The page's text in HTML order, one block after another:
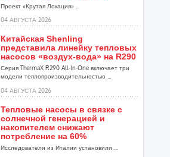
Проект «Крутая Локация» ...
04 АВГУСТА 2026
Китайская Shenling
представила линейку тепловых
насосов «воздух-вода» на R290
Серия ThermaX R290 All-In-One включает три
модели теплопроизводительностью ...
04 АВГУСТА 2026
Тепловые насосы в связке с
солнечной генерацией и
накопителем снижают
потребление на 60%
Исследователи из Италии установили ...